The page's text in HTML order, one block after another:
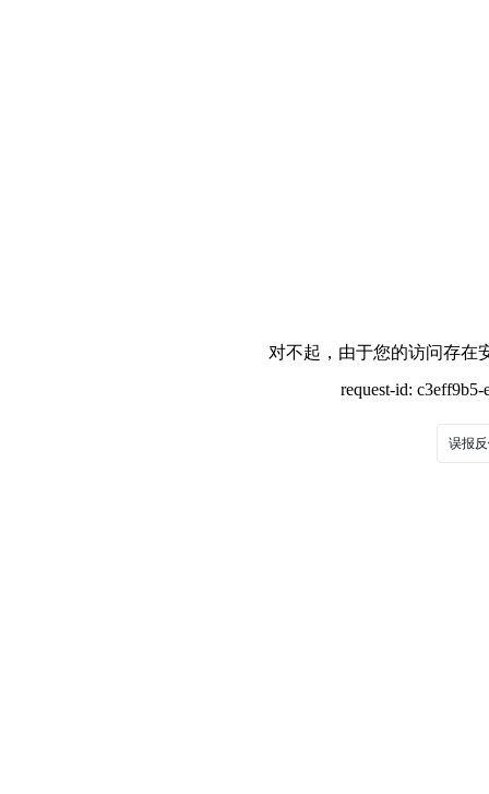
对不起，由于您的访问存在
request-id: c3eff9b5-
误报